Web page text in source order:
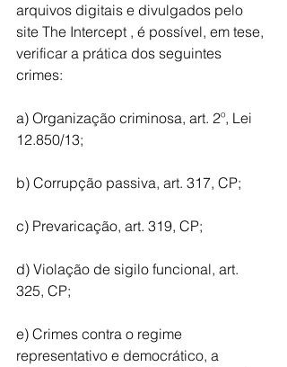
arquivos digitais e divulgados pelo
site The Intercept , é possível, em tese,
verificar a prática dos seguintes
crimes:
a) Organização criminosa, art. 2º, Lei
12.850/13;
b) Corrupção passiva, art. 317, CP;
c) Prevaricação, art. 319, CP;
d) Violação de sigilo funcional, art.
325, CP;
e) Crimes contra o regime
representativo e democrático, a